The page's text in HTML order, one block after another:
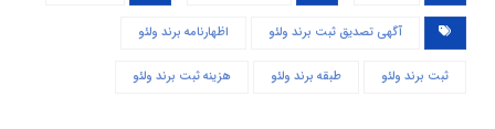
آگهی تصدیق ثبت برند ولئو اظهارنامه برند ولئو
ثبت برند ولئو طبقه برند ولئو هزینه ثبت برند ولئو